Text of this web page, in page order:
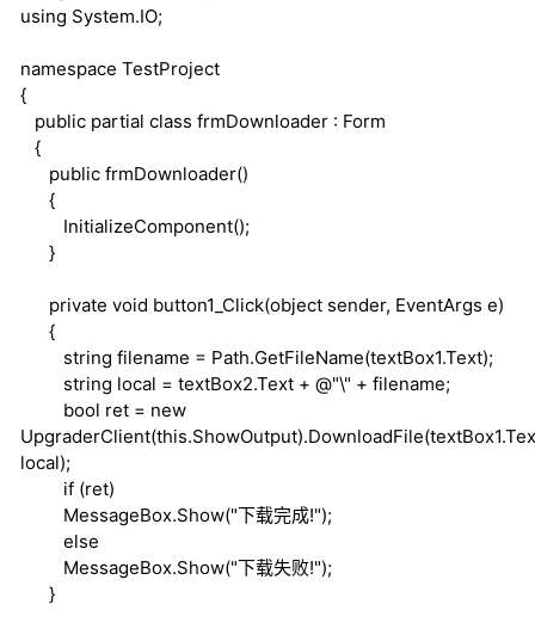
using System.IO;
namespace TestProject
{
public partial class frmDownloader : Form
{
public frmDownloader()
{
InitializeComponent();
}
private void button1_Click(object sender, EventArgs e)
{
string filename = Path.GetFileName(textBox1.Text);
string local = textBox2.Text + @"\" + filename;
bool ret = new
UpgraderClient(this
local);
if (ret)
MessageBox.Show("下载完成!");
else
MessageBox.Show("下载失败!");
}